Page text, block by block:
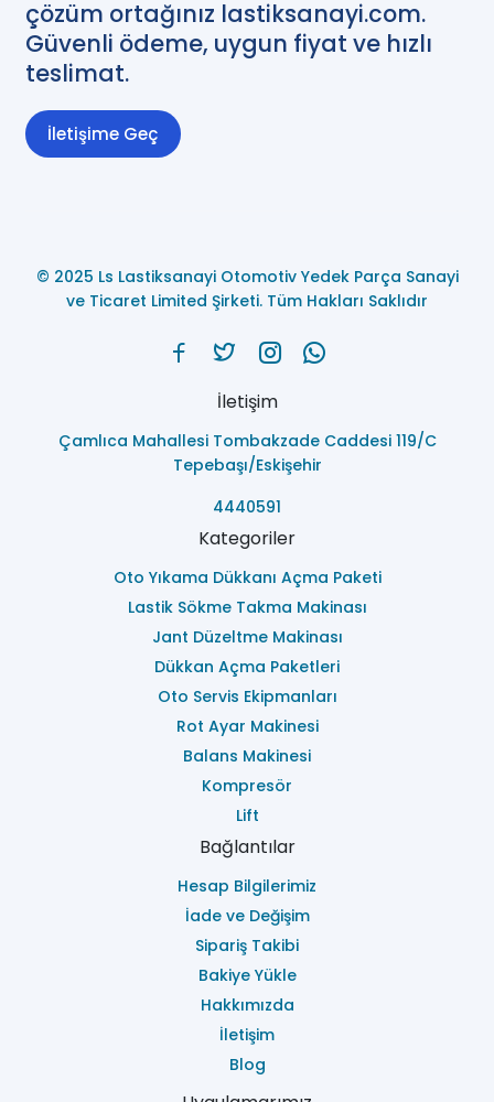
çözüm ortağınız lastiksanayi.com.
Güvenli ödeme, uygun fiyat ve hızlı
teslimat.
İletişime Geç
© 2025 Ls Lastiksanayi Otomotiv Yedek Parça Sanayi
ve Ticaret Limited Şirketi. Tüm Hakları Saklıdır
İletişim
Çamlıca Mahallesi Tombakzade Caddesi 119/C
Tepebaşı/Eskişehir
4440591
Kategoriler
Oto Yıkama Dükkanı Açma Paketi
Lastik Sökme Takma Makinası
Jant Düzeltme Makinası
Dükkan Açma Paketleri
Oto Servis Ekipmanları
Rot Ayar Makinesi
Balans Makinesi
Kompresör
Lift
Bağlantılar
Hesap Bilgilerimiz
İade ve Değişim
Sipariş Takibi
Bakiye Yükle
Hakkımızda
İletişim
Blog